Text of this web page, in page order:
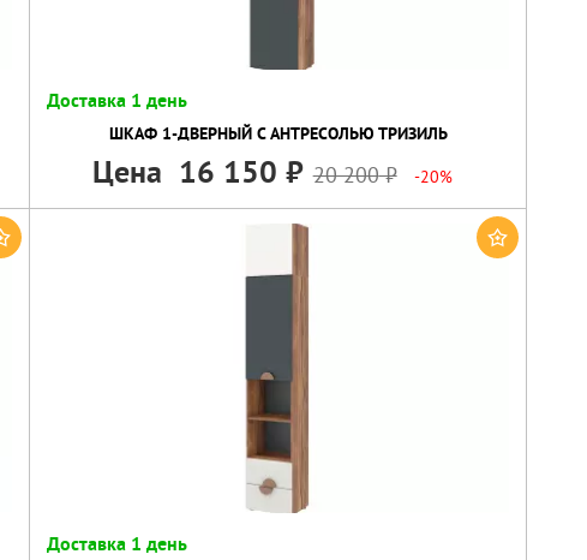
Доставка 1 день
ШКАФ 1-ДВЕРНЫЙ C АНТРЕСОЛЬЮ ТРИЗИЛЬ
Цена 16 150 20 200 -20%
Доставка 1 день